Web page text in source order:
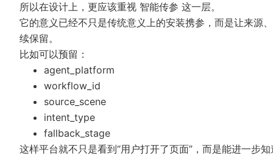
所以在设计上，更应该重视 智能传参 这一层。
它的意义已经不只是传统意义上的安装携参，而是让来源
续保留。
比如可以预留：
agent_platform
workflow_id
source_scene
intent_type
fallback_stage
这样平台就不只是看到“用户打开了页面”，而是能进一步